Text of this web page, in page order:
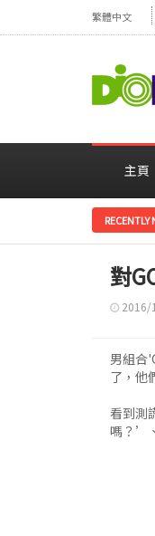
繁體中文
主頁
RECENTLY
對
2016/
男組合
了，他
看到測
嗎？’